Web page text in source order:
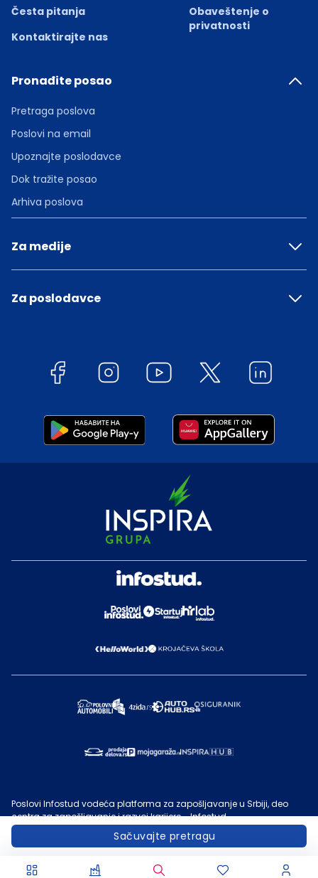
Sačuvajte pretragu
Česta pitanja
Kontaktirajte nas
Obaveštenje o
privatnosti
Pronađite posao
Pretraga poslova
Poslovi na email
Upoznajte poslodavce
Dok tražite posao
Arhiva poslova
Za medije
Za poslodavce
Poslovi Infostud vodeća platforma za zapošljavanje u Srbiji, deo
centra za zapošljavanje i razvoj karijere - Infostud.
©
Infostud rešenja d.o.o. Subotica
Poslovi.infostud.com
je vlasništvo Infostuda. Zabranjeno je njegovo
u druge svrhe, osim za lične potrebe posetilaca sajta.